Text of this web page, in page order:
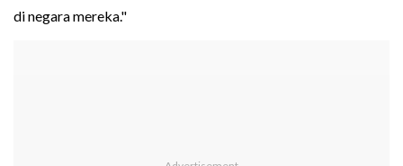
di negara mereka."